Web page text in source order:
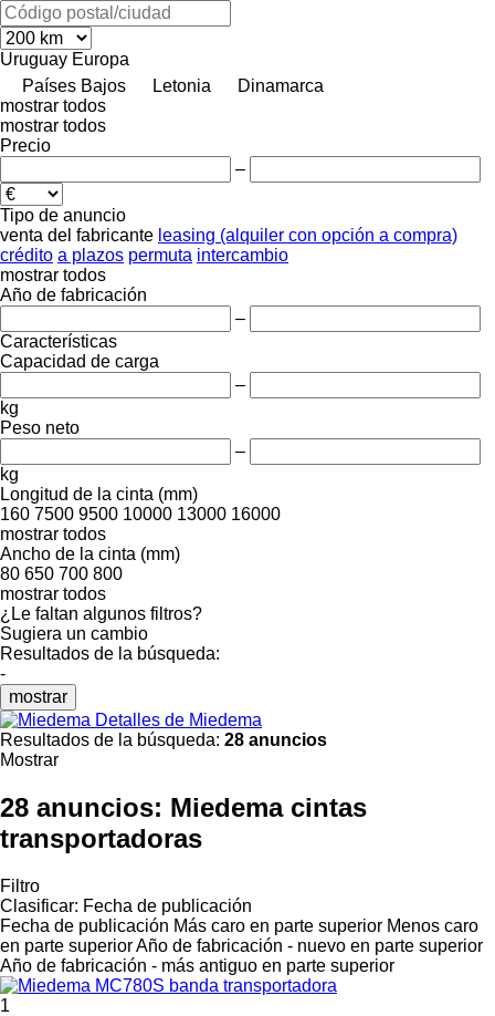
Uruguay Europa
Países Bajos
Letonia
Dinamarca
mostrar todos
mostrar todos
Precio
–
Tipo de anuncio
venta del fabricante leasing (alquiler con opción a compra)
crédito a plazos permuta intercambio
mostrar todos
Año de fabricación
–
Características
Capacidad de carga
–
kg
Peso neto
–
kg
Longitud de la cinta (mm)
160 7500 9500 10000 13000 16000
mostrar todos
Ancho de la cinta (mm)
80 650 700 800
mostrar todos
¿Le faltan algunos filtros?
Sugiera un cambio
Resultados de la búsqueda:
-
mostrar
Detalles de Miedema
Resultados de la búsqueda: 28 anuncios
Mostrar
28 anuncios: Miedema cintas
transportadoras
Filtro
Clasificar: Fecha de publicación
Fecha de publicación Más caro en parte superior Menos caro
en parte superiorAño de fabricación - nuevo en parte superior
Año de fabricación - más antiguo en parte superior
1